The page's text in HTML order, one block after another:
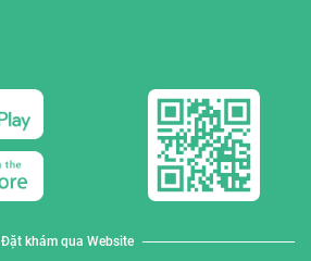
Đặt khám qua Website